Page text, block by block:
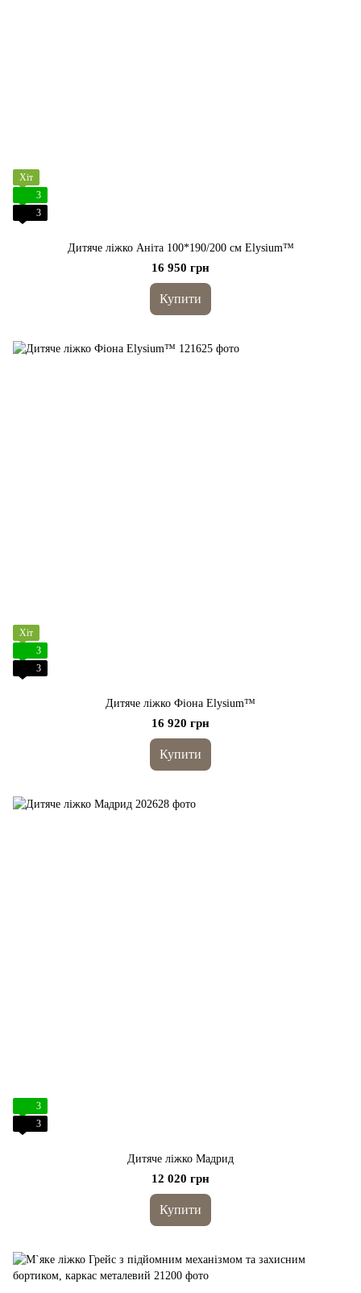
Хіт
3
3
Дитяче ліжко Аніта 100*190/200 cм Elysium™
16 950 грн
Купити
Хіт
3
3
Дитяче ліжко Фіона Elysium™
16 920 грн
Купити
3
3
Дитяче ліжко Мадрид
12 020 грн
Купити